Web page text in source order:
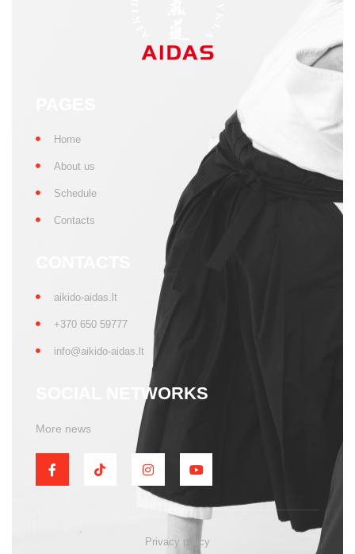
Home
About us
Schedule
Contacts
aikido-aidas.lt
+370 650 59777
info@aikido-aidas.lt
SOCIAL NETWORKS
More news
Privacy policy